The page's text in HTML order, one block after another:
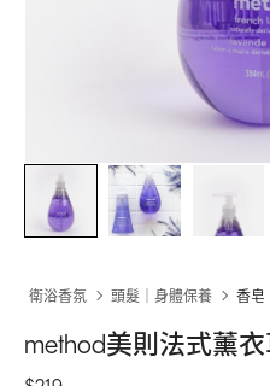
衛浴香氛 頭髮｜身體保養 香皂
method美則法式薰